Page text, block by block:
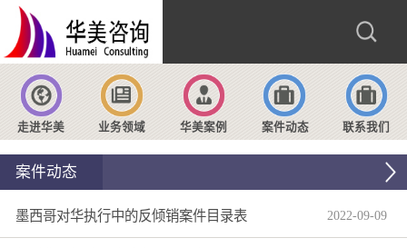
走进华美 业务领域 华美案例 案件动态 联系我们
案件动态
墨西哥对华执行中的反倾销案件目录表 2022-09-09